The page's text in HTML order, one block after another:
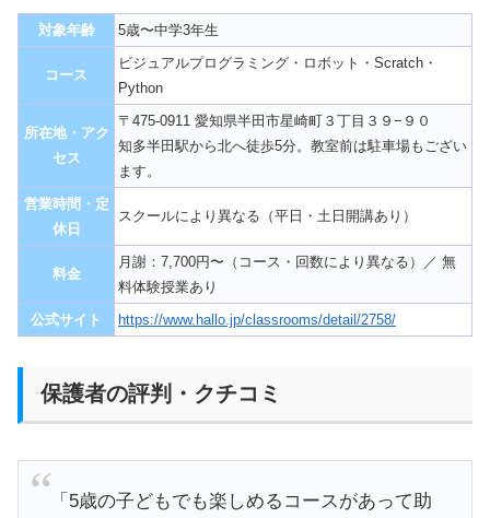
対象年齢 5歳〜中学3年生
コース
ビジュアルプログラミング・ロボット・Scratch・
Python
所在地・アク
セス
〒475-0911 愛知県半田市星崎町３丁目３９−９０
知多半田駅から北へ徒歩5分。教室前は駐車場もござい
ます。
営業時間・定
休日
スクールにより異なる（平日・土日開講あり）
料金
月謝：7,700円〜（コース・回数により異なる）／ 無
料体験授業あり
公式サイト
https://www.hallo.jp/classrooms/detail/2758/
保護者の評判・クチコミ
「5歳の子どもでも楽しめるコースがあって助